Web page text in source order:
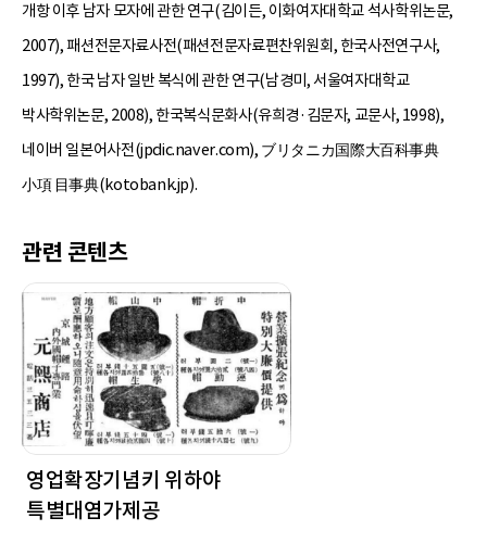
개항 이후 남자 모자에 관한 연구(김이든, 이화여자대학교 석사학위논문,
2007), 패션전문자료사전(패션전문자료편찬위원회, 한국사전연구사,
1997), 한국 남자 일반 복식에 관한 연구(남경미, 서울여자대학교
박사학위논문, 2008), 한국복식문화사(유희경·김문자, 교문사, 1998),
네이버 일본어사전(jpdic.naver.com), ブリタニカ国際大百科事典
小項 目事典(kotobank.jp).
관련 콘텐츠
영업확장기념키 위하야
특별대염가제공